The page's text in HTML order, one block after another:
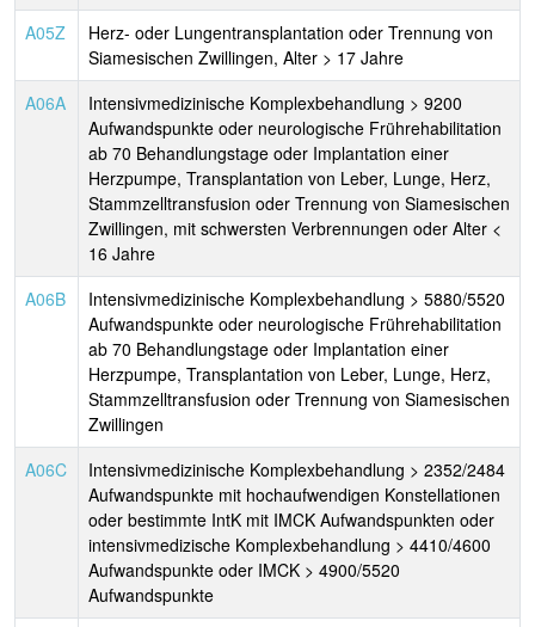
A05Z
Herz- oder Lungentransplantation oder Trennung von
Siamesischen Zwillingen, Alter > 17 Jahre
A06A
Intensivmedizinische Komplexbehandlung > 9200
Aufwandspunkte oder neurologische Frührehabilitation
ab 70 Behandlungstage oder Implantation einer
Herzpumpe, Transplantation von Leber, Lunge, Herz,
Stammzelltransfusion oder Trennung von Siamesischen
Zwillingen, mit schwersten Verbrennungen oder Alter <
16 Jahre
A06B
Intensivmedizinische Komplexbehandlung > 5880/5520
Aufwandspunkte oder neurologische Frührehabilitation
ab 70 Behandlungstage oder Implantation einer
Herzpumpe, Transplantation von Leber, Lunge, Herz,
Stammzelltransfusion oder Trennung von Siamesischen
Zwillingen
A06C
Intensivmedizinische Komplexbehandlung > 2352/2484
Aufwandspunkte mit hochaufwendigen Konstellationen
oder bestimmte IntK mit IMCK Aufwandspunkten oder
intensivmedizische Komplexbehandlung > 4410/4600
Aufwandspunkte oder IMCK > 4900/5520
Aufwandspunkte